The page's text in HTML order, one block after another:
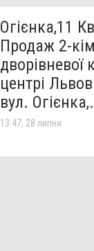
Огієнка,11
Продаж 2-
дворівневої
центрі
вул.
13:47, 28 липня